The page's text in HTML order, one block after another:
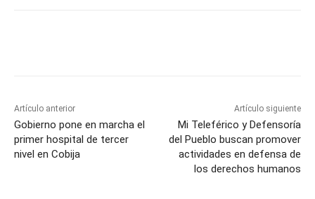
Artículo anterior
Gobierno pone en marcha el
primer hospital de tercer
nivel en Cobija
Artículo siguiente
Mi Teleférico y Defensoría
del Pueblo buscan promover
actividades en defensa de
los derechos humanos